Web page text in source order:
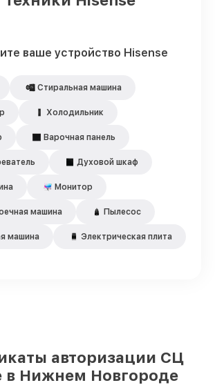
ваше устройство Hisense
Стиральная машина
Холодильник
Варочная панель
Духовой шкаф
Монитор
машина Пылесос
машина Электрическая плита
авторизации СЦ
в Нижнем Новгороде